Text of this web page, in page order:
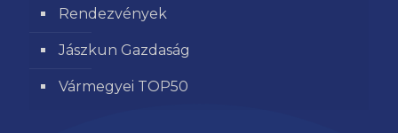
Rendezvények
Jászkun Gazdaság
Vármegyei TOP50